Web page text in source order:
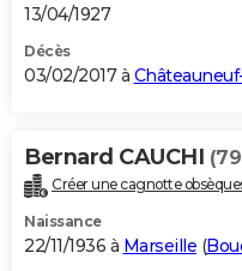
13/04/1927
Décès
03/02/2017 à
Bernard CAUCHI
Créer une cagnotte
Naissance
22/11/1936 à Marseille (